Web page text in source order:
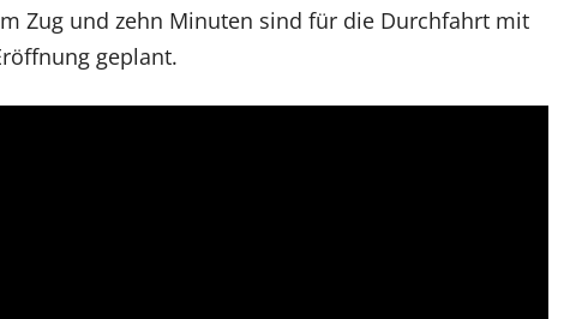
Zug und zehn Minuten sind für die Durchfahrt mit
geplant.